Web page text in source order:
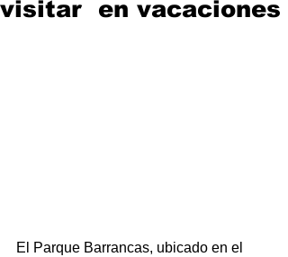
visitar en vacaciones
El Parque Barrancas, ubicado en el